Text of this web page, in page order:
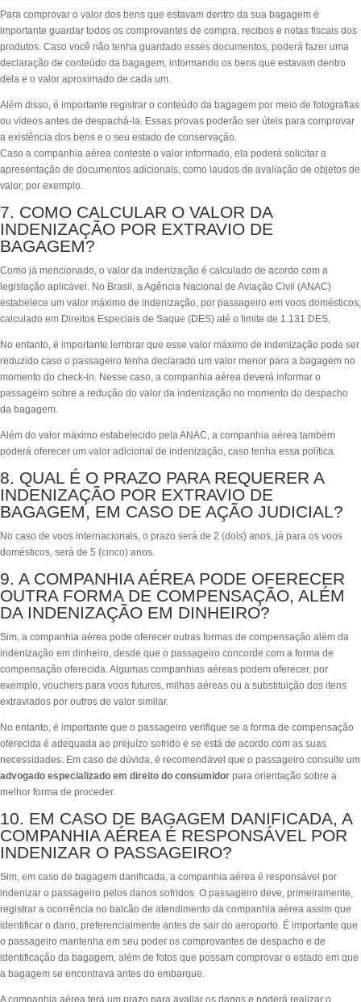
Para comprovar o valor dos bens que estavam dentro da sua bagagem é
importante guardar todos os comprovantes de compra, recibos e notas fiscais dos
produtos. Caso você não tenha guardado esses documentos, poderá fazer uma
declaração de conteúdo da bagagem, informando os bens que estavam dentro
dela e o valor aproximado de cada um.
Além disso, é importante registrar o conteúdo da bagagem por meio de fotografias
ou vídeos antes de despachá-la. Essas provas poderão ser úteis para comprovar
a existência dos bens e o seu estado de conservação.
Caso a companhia aérea conteste o valor informado, ela poderá solicitar a
apresentação de documentos adicionais, como laudos de avaliação de objetos de
valor, por exemplo.
7. COMO CALCULAR O VALOR DA
INDENIZAÇÃO POR EXTRAVIO DE
BAGAGEM?
Como já mencionado, o valor da indenização é calculado de acordo com a
legislação aplicável. No Brasil, a Agência Nacional de Aviação Civil (ANAC)
estabelece um valor máximo de indenização, por passageiro em voos domésticos,
calculado em Direitos Especiais de Saque (DES) até o limite de 1.131 DES,
No entanto, é importante lembrar que esse valor máximo de indenização pode ser
reduzido caso o passageiro tenha declarado um valor menor para a bagagem no
momento do check-in. Nesse caso, a companhia aérea deverá informar o
passageiro sobre a redução do valor da indenização no momento do despacho
da bagagem.
Além do valor máximo estabelecido pela ANAC, a companhia aérea também
poderá oferecer um valor adicional de indenização, caso tenha essa política.
8. QUAL É O PRAZO PARA REQUERER A
INDENIZAÇÃO POR EXTRAVIO DE
BAGAGEM, EM CASO DE AÇÃO JUDICIAL?
No caso de voos internacionais, o prazo será de 2 (dois) anos, já para os voos
domésticos, será de 5 (cinco) anos.
9. A COMPANHIA AÉREA PODE OFERECER
OUTRA FORMA DE COMPENSAÇÃO, ALÉM
DA INDENIZAÇÃO EM DINHEIRO?
Sim, a companhia aérea pode oferecer outras formas de compensação além da
indenização em dinheiro, desde que o passageiro concorde com a forma de
compensação oferecida. Algumas companhias aéreas podem oferecer, por
exemplo, vouchers para voos futuros, milhas aéreas ou a substituição dos itens
extraviados por outros de valor similar.
No entanto, é importante que o passageiro verifique se a forma de compensação
oferecida é adequada ao prejuízo sofrido e se está de acordo com as suas
necessidades. Em caso de dúvida, é recomendável que o passageiro consulte um
advogado especializado em direito do consumidor para orientação sobre a
melhor forma de proceder.
10. EM CASO DE BAGAGEM DANIFICADA, A
COMPANHIA AÉREA É RESPONSÁVEL POR
INDENIZAR O PASSAGEIRO?
Sim, em caso de bagagem danificada, a companhia aérea é responsável por
indenizar o passageiro pelos danos sofridos. O passageiro deve, primeiramente,
registrar a ocorrência no balcão de atendimento da companhia aérea assim que
identificar o dano, preferencialmente antes de sair do aeroporto. É importante que
o passageiro mantenha em seu poder os comprovantes de despacho e de
identificação da bagagem, além de fotos que possam comprovar o estado em que
a bagagem se encontrava antes do embarque.
A companhia aérea terá um prazo para avaliar os danos e poderá realizar o